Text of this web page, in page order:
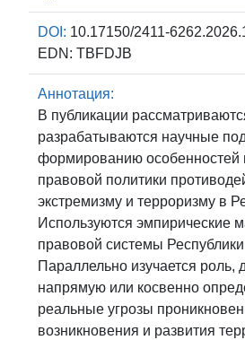
DOI: 10.17150/2411-
EDN: TBFDJB
Аннотация:
В публикации
разрабатываются научные
формированию особенностей
правовой политики
экстремизму и терроризму в
Используются эмпирические
правовой системы
Параллельно изучается роль,
напрямую или косвенно
реальные угрозы
возникновения и развития